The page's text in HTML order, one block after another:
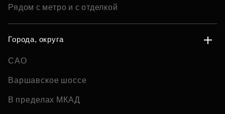
Рядом с метро и с отделкой
Города, округа
САО
Варшавское шоссе
В пределах МКАД